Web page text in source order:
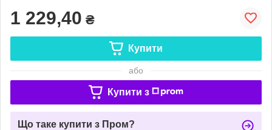
1 229,40 ₴
Купити
або
Купити з
Що таке купити з Пром?